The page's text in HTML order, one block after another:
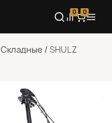
0 0
Складные / SHULZ